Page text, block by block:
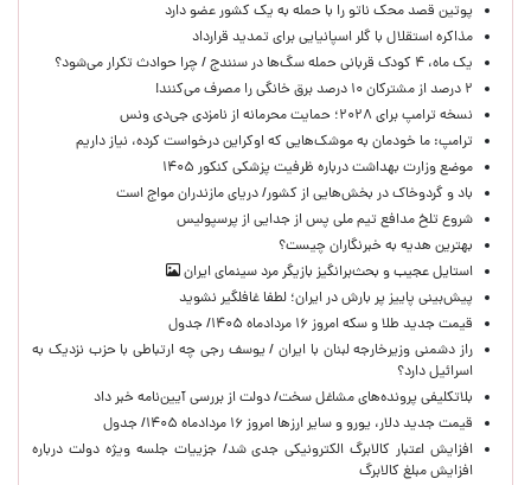
پوتین قصد محک ناتو را با حمله به یک کشور عضو دارد
مذاکره استقلال با گلر اسپانیایی برای تمدید قرارداد
یک ماه، ۴ کودک قربانی حمله سگ‌ها در سنندج / چرا حوادث تکرار می‌شود؟
۲ درصد از مشترکان ۱۰ درصد برق خانگی را مصرف می‌کنند!
نسخه ترامپ برای ۲۰۲۸؛ حمایت محرمانه از نامزدی جی‌دی ونس
ترامپ: ما خودمان به موشک‌هایی که اوکراین درخواست کرده، نیاز داریم
موضع وزارت بهداشت درباره ظرفیت پزشکی کنکور ۱۴۰۵
باد و گردوخاک در بخش‌هایی از کشور/ دریای مازندران مواج است
شروع تلخ مدافع تیم ملی پس از جدایی از پرسپولیس
بهترین هدیه به خبرنگاران چیست؟
استایل عجیب و بحث‌برانگیز بازیگر مرد سینمای ایران
پیش‌بینی پاییز پر بارش در ایران؛ لطفا غافلگیر نشوید
قیمت جدید طلا و سکه امروز ۱۶ مردادماه ۱۴۰۵/ جدول
راز دشمنی وزیرخارجه لبنان با ایران / یوسف رجی چه ارتباطی با حزب نزدیک به
اسرائیل دارد؟
بلاتکلیفی پرونده‌های مشاغل سخت/ دولت از بررسی آیین‌نامه خبر داد
قیمت جدید دلار، یورو و سایر ارزها امروز ۱۶ مردادماه ۱۴۰۵/ جدول
افزایش اعتبار کالابرگ الکترونیکی جدی شد/ جزییات جلسه ویژه دولت درباره
افزایش مبلغ کالابرگ